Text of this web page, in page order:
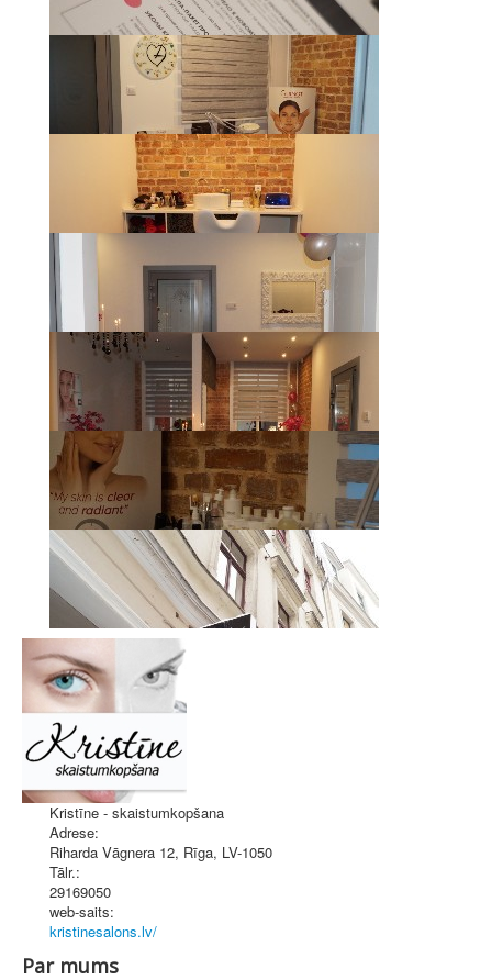
Kristīne - skaistumkopšana
Adrese:
Riharda Vāgnera 12, Rīga, LV-1050
Tālr.:
29169050
web-saits:
kristinesalons.lv/
Par mums